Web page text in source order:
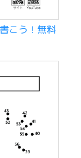
こう！無料